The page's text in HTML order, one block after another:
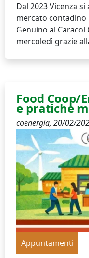
Dal 2023 Vicenza
mercato
Genuino al Caracol
mercoledì grazie
Food Coop/
e pratiche
coenergia, 20/02/
Appuntamenti